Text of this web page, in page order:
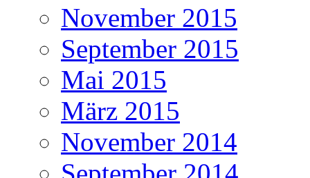
November 2015
September 2015
Mai 2015
März 2015
November 2014